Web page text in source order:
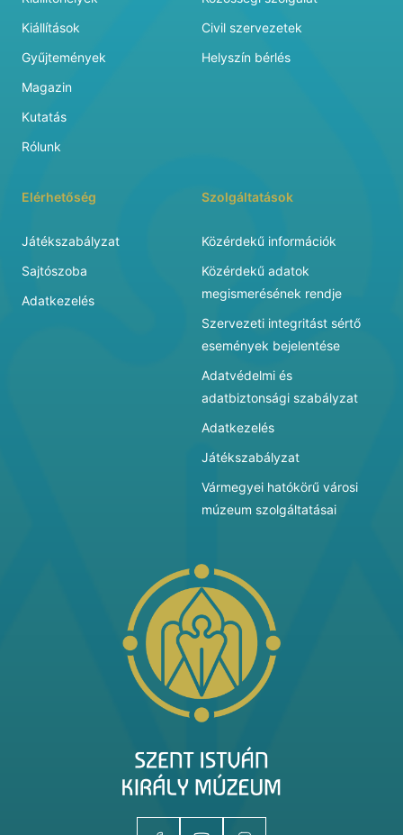
Kiállítások
Gyűjtemények
Magazin
Kutatás
Rólunk
Civil szervezetek
Helyszín bérlés
Elérhetőség
Játékszabályzat
Sajtószoba
Adatkezelés
Szolgáltatások
Közérdekű információk
Közérdekű adatok
megismerésének rendje
Szervezeti integritást sértő
események bejelentése
Adatvédelmi és
adatbiztonsági szabályzat
Adatkezelés
Játékszabályzat
Vármegyei hatókörű városi
múzeum szolgáltatásai